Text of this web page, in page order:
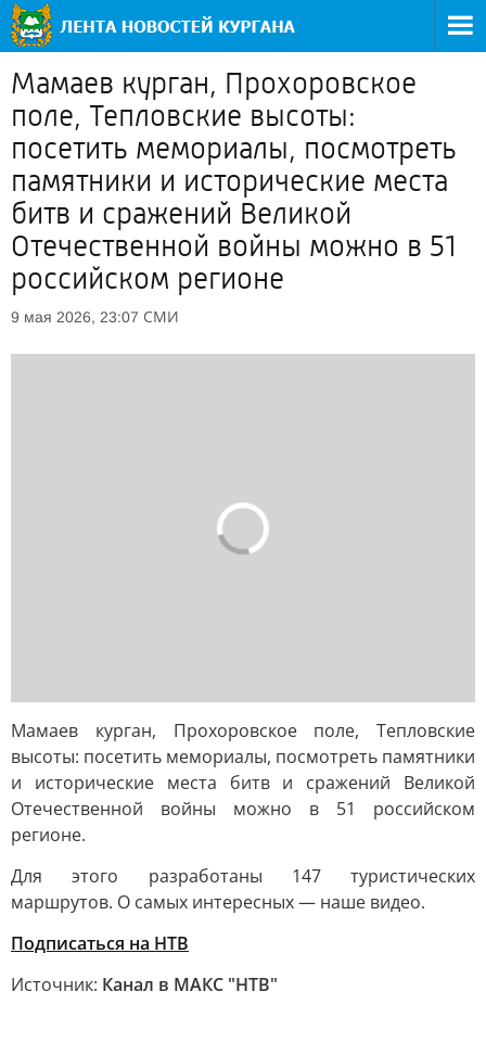
Мамаев курган, Прохоровское
поле, Тепловские высоты:
посетить мемориалы, посмотреть
памятники и исторические места
битв и сражений Великой
Отечественной войны можно в 51
российском регионе
9 мая 2026, 23:07 СМИ
Мамаев курган, Прохоровское поле, Тепловские
высоты: посетить мемориалы, посмотреть памятники
и исторические места битв и сражений Великой
Отечественной войны можно в 51 российском
регионе.
Для этого разработаны 147 туристических
маршрутов. О самых интересных — наше видео.
Подписаться на НТВ
Источник: Канал в МАКС "НТВ"